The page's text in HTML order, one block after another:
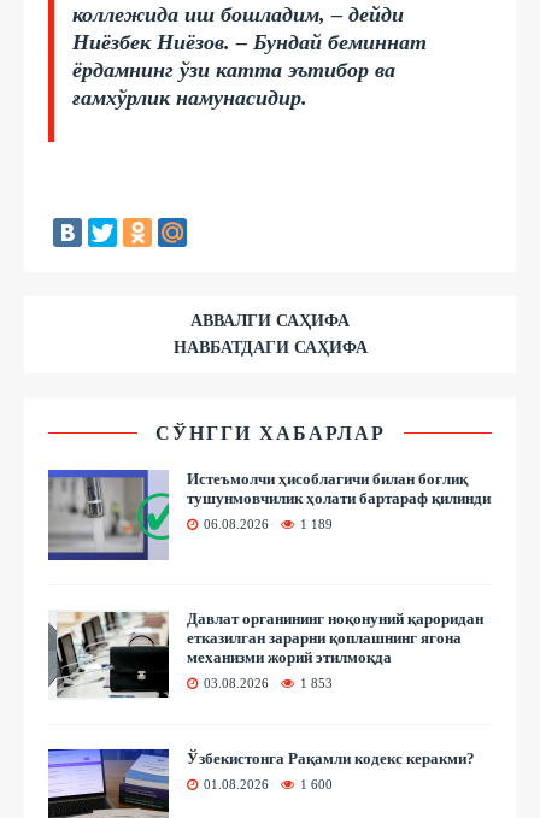
коллежида иш бошладим, – дейди
Ниёзбек Ниёзов. – Бундай беминнат
ёрдамнинг ўзи катта эътибор ва
ғамхўрлик намунасидир.
АВВАЛГИ САҲИФА
НАВБАТДАГИ САҲИФА
СЎНГГИ ХАБАРЛАР
Истеъмолчи ҳисоблагичи билан боғлиқ
тушунмовчилик ҳолати бартараф қилинди
06.08.2026 1 189
Давлат органининг ноқонуний қароридан
етказилган зарарни қоплашнинг ягона
механизми жорий этилмоқда
03.08.2026 1 853
Ўзбекистонга Рақамли кодекс керакми?
01.08.2026 1 600